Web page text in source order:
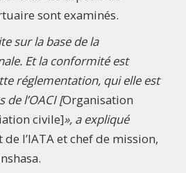
sont examinés.
sur la base de la
Et la conformité est
réglementation, qui elle est
l’OACI [Organisation
civile]», a expliqué
l’IATA et chef de mission,